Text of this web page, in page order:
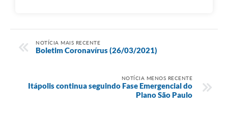
NOTÍCIA MAIS RECENTE
Boletim Coronavírus (26/03/2021)
NOTÍCIA MENOS RECENTE
Itápolis continua seguindo Fase Emergencial do
Plano São Paulo